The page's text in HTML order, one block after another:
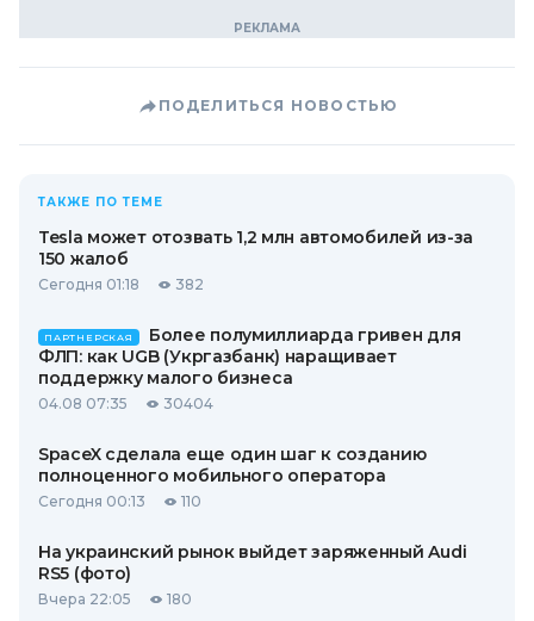
ПОДЕЛИТЬСЯ НОВОСТЬЮ
ТАКЖЕ ПО ТЕМЕ
Tesla может отозвать 1,2 млн автомобилей из-за
150 жалоб
Сегодня 01:18 382
ПАРТНЕРСКАЯ
Более полумиллиарда гривен для
ФЛП: как UGB (Укргазбанк) наращивает
поддержку малого бизнеса
04.08 07:35 30404
SpaceX сделала еще один шаг к созданию
полноценного мобильного оператора
Сегодня 00:13 110
На украинский рынок выйдет заряженный Audi
RS5 (фото)
Вчера 22:05 180